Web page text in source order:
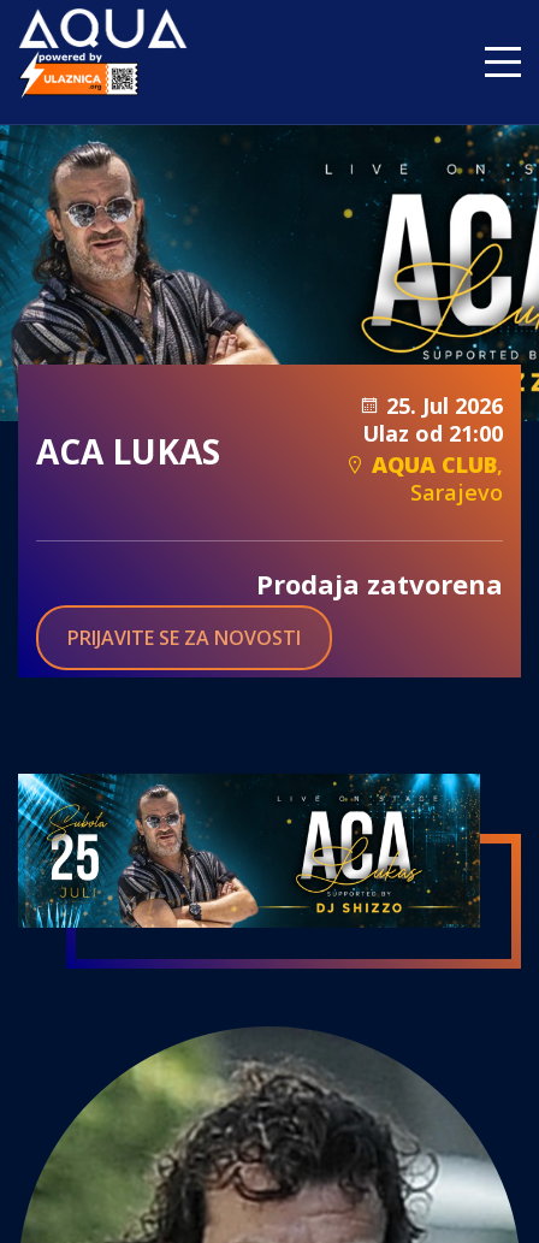
ACA LUKAS
25. Jul 2026
Ulaz od 21:00
AQUA CLUB,
Sarajevo
Prodaja zatvorena
PRIJAVITE SE ZA NOVOSTI